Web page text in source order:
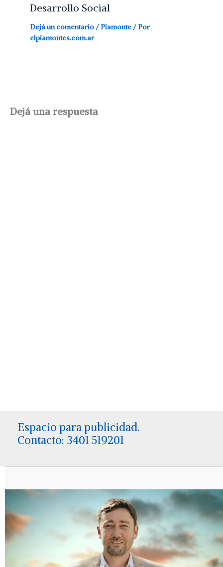
Desarrollo Social
Dejá un comentario /Piamonte / Por
elpiamontes.com.ar
Dejá una respuesta
Espacio para publicidad.
Contacto: 3401 519201